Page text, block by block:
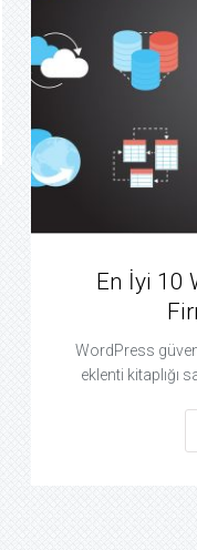
En İyi 10
WordPress
eklenti kitaplığı